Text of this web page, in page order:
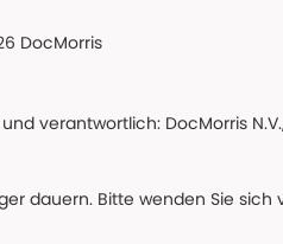
DocMorris
verantwortlich: DocMorris
dauern. Bitte wenden Sie sich